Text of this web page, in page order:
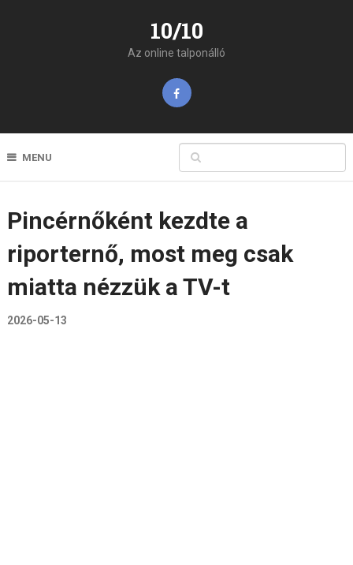
10/10
Az online talponálló
MENU
Pincérnőként kezdte a
riporternő, most meg csak
miatta nézzük a TV-t
2026-05-13